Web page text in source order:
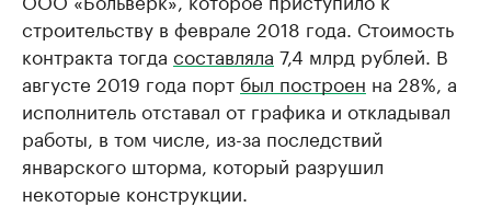
строительству в феврале 2018 года. Стоимость
контракта тогда составляла 7,4 млрд рублей. В
августе 2019 года порт был построен на 28%, а
исполнитель отставал от графика и откладывал
работы, в том числе, из-за последствий
январского шторма, который разрушил
некоторые конструкции.